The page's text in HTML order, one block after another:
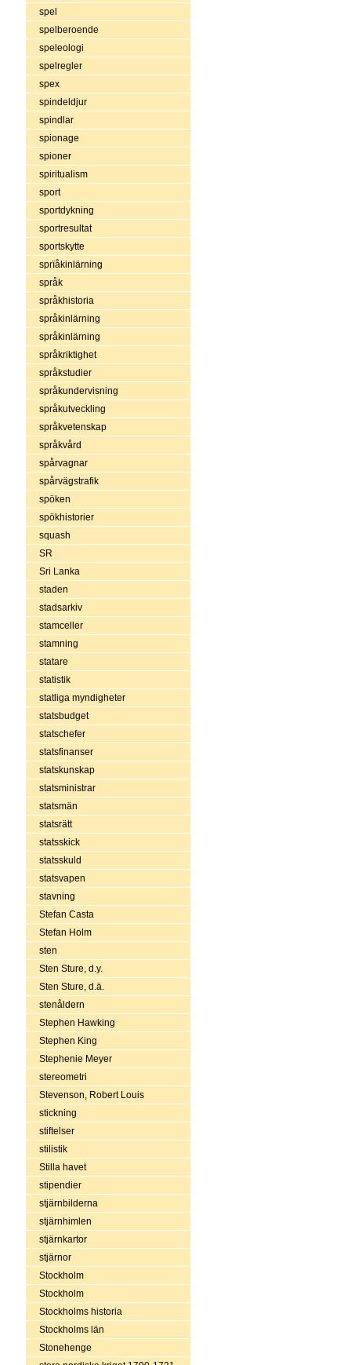
spel
spelberoende
speleologi
spelregler
spex
spindeldjur
spindlar
spionage
spioner
spiritualism
sport
sportdykning
sportresultat
sportskytte
sprïåkinlärning
språk
språkhistoria
språkinlärning
språkinlärning
språkriktighet
språkstudier
språkundervisning
språkutveckling
språkvetenskap
språkvård
spårvagnar
spårvägstrafik
spöken
spökhistorier
squash
SR
Sri Lanka
staden
stadsarkiv
stamceller
stamning
statare
statistik
statliga myndigheter
statsbudget
statschefer
statsfinanser
statskunskap
statsministrar
statsmän
statsrätt
statsskick
statsskuld
statsvapen
stavning
Stefan Casta
Stefan Holm
sten
Sten Sture, d.y.
Sten Sture, d.ä.
stenåldern
Stephen Hawking
Stephen King
Stephenie Meyer
stereometri
Stevenson, Robert Louis
stickning
stiftelser
stilistik
Stilla havet
stipendier
stjärnbilderna
stjärnhimlen
stjärnkartor
stjärnor
Stockholm
Stockholm
Stockholms historia
Stockholms län
Stonehenge